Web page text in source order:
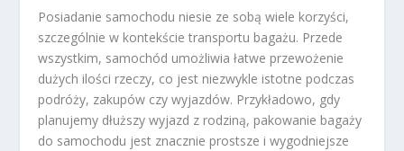
Posiadanie samochodu niesie ze sobą wiele korzyści,
szczególnie w kontekście transportu bagażu. Przede
wszystkim, samochód umożliwia łatwe przewożenie
dużych ilości rzeczy, co jest niezwykle istotne podczas
podróży, zakupów czy wyjazdów. Przykładowo, gdy
planujemy dłuższy wyjazd z rodziną, pakowanie bagaży
do samochodu jest znacznie prostsze i wygodniejsze